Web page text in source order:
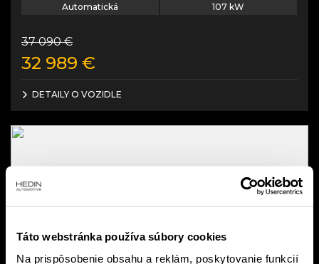
Táto webstránka používa súbory cookies
Na prispôsobenie obsahu a reklám, poskytovanie funkcií
Automatická
107 kW
37 090€
32 989 €
DETAILY O VOZIDLE